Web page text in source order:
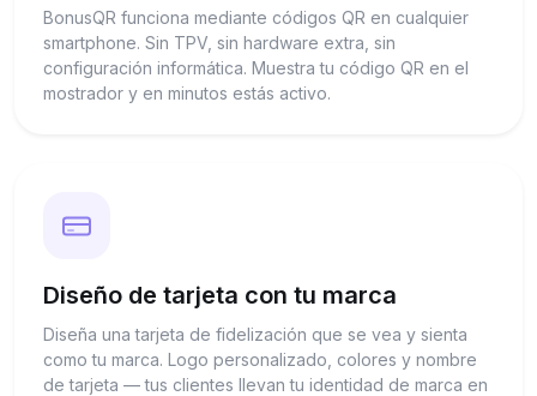
BonusQR funciona mediante códigos QR en cualquier
smartphone. Sin TPV, sin hardware extra, sin
configuración informática. Muestra tu código QR en el
mostrador y en minutos estás activo.
Diseño de tarjeta con tu marca
Diseña una tarjeta de fidelización que se vea y sienta
como tu marca. Logo personalizado, colores y nombre
de tarjeta — tus clientes llevan tu identidad de marca en